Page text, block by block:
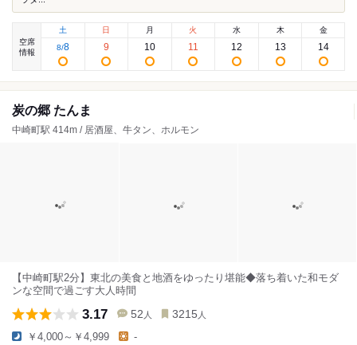
空席
情報
土
8/8
日
9
月
10
火
11
水
12
木
13
金
14
炭の郷 たんま
中崎町駅 414m / 居酒屋、牛タン、ホルモン
【中崎町駅2分】東北の美食と地酒をゆったり堪能◆落ち着いた和モダ
ンな空間で過ごす大人時間
3.17 52 人 3215 人
￥4,000～￥4,999 -